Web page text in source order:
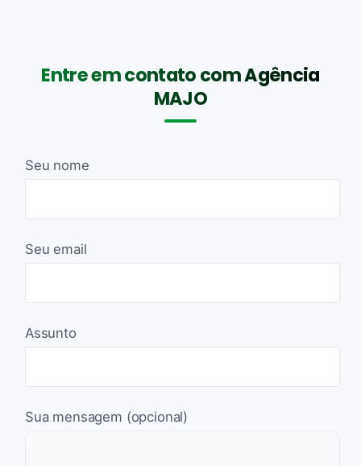
Entre em contato com Agência
MAJO
Seu nome
Seu email
Assunto
Sua mensagem (opcional)